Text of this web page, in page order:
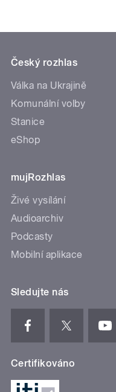
Český rozhlas
Válka na Ukrajině
Komunální volby
Stanice
eShop
mujRozhlas
Živé vysílání
Audioarchiv
Podcasty
Mobilní aplikace
Sledujte nás
Certifikováno